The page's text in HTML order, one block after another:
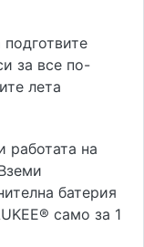
подготвите
за все по-
лета
работата на
батерия
само за 1